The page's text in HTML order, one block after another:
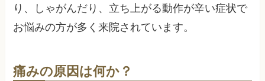
り、しゃがんだり、立ち上がる動作が辛い症状で
お悩みの方が多く来院されています。
痛みの原因は何か？